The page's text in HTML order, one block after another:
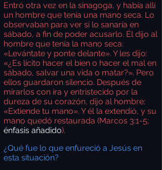
Entró otra vez en la sinagoga, y había allí
un hombre que tenía una mano seca. Lo
observaban para ver si lo sanaría en
sábado, a fin de poder acusarlo. Él dijo al
hombre que tenía la mano seca:
«Levántate y ponte delante». Y les dijo:
«¿Es lícito hacer el bien o hacer el mal en
sábado, salvar una vida o matar?». Pero
ellos guardaron silencio. Después de
mirarlos con ira y entristecido por la
dureza de su corazón, dijo al hombre:
«Extiende tu mano». Y él la extendió, y su
mano quedó restaurada (Marcos 3:1-5;
énfasis añadido).
¿Qué fue lo que enfureció a Jesús en
esta situación?